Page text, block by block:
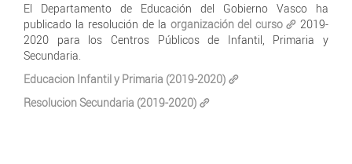
El Departamento de Educación del Gobierno Vasco ha
publicado la resolución de la organización del curso
2019-
2020 para los Centros Públicos de Infantil, Primaria y
Secundaria.
Educacion Infantil y Primaria (2019-2020)
Resolucion Secundaria (2019-2020)